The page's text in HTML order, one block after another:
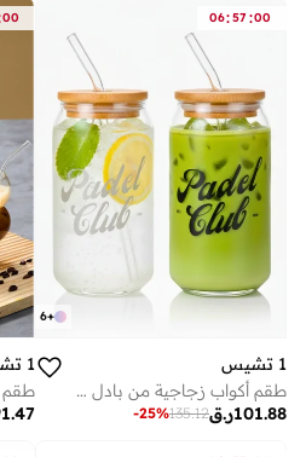
06:57 :00
+
6
1 تشيس
طقم أكواب زجاجية من بادل كلوب مع غطاء من الخيزران وماصة زجاجية - 550 مل (طقم من قطعتين) أكواب على شكل علبة
ر.ق101.88
135.12
-25%
00
1 تشيس